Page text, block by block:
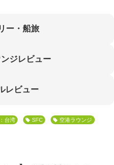
ー・船旅
ジレビュー
レビュー
台湾 SFC 空港ラウンジ